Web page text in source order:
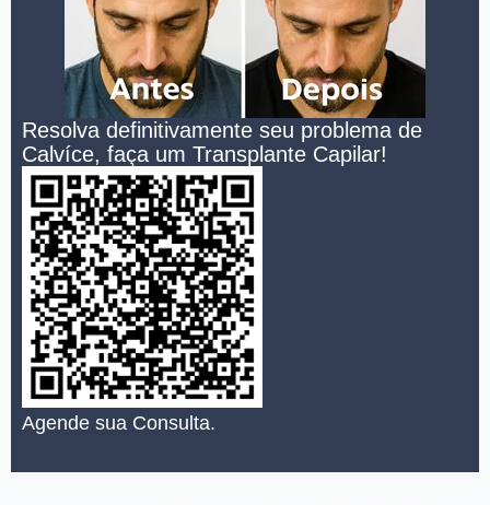
Resolva definitivamente seu problema de
Calvíce, faça um Transplante Capilar!
Agende sua Consulta.